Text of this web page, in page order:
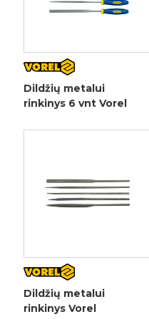
Dildžių metalui
rinkinys 6 vnt Vorel
Dildžių metalui
rinkinys Vorel